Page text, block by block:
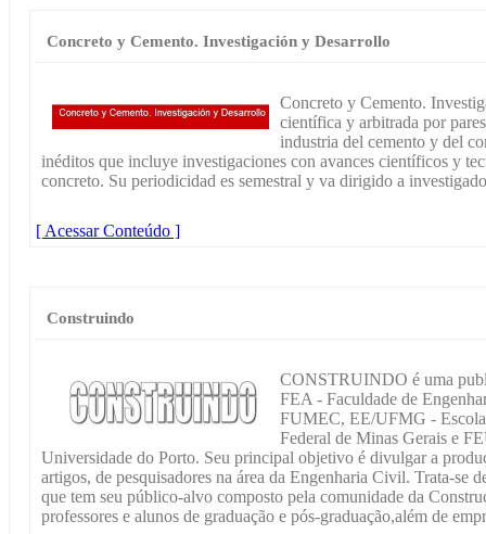
Concreto y Cemento. Investigación y Desarrollo
Concreto y Cemento.
científica y arbitrada por
industria del cemento y del
inéditos que incluye investigaciones con avances científicos y
concreto. Su periodicidad es semestral y va dirigido a
[ Acessar Conteúdo ]
Construindo
CONSTRUINDO é uma
FEA - Faculdade de
FUMEC, EE/UFMG -
Federal de Minas Gerais e
Universidade do Porto. Seu principal objetivo é divulgar a
artigos, de pesquisadores na área da Engenharia Civil. Trata-se
que tem seu público-alvo composto pela comunidade da
professores e alunos de graduação e pós-graduação,além de